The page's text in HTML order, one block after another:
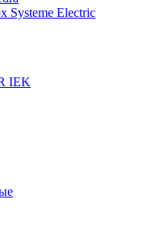
Systeme Electric
IEK